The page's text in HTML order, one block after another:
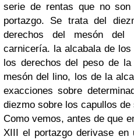
serie de rentas que no son
portazgo. Se trata del
derechos del mesón
carnicería. la alcabala de
los derechos del peso de
mesón del lino, los de la
exacciones sobre
diezmo sobre los capullos de
Como vemos, antes de que
XIII el portazgo derivase en